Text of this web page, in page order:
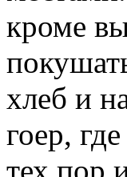
кроме
хлеб и
гоер,
тех пор